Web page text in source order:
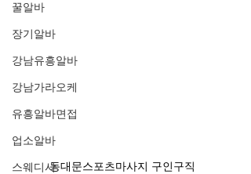
꿀알바
장기알바
강남유흥알바
강남가라오케
유흥알바면접
업소알바
스웨디시동대문스포츠마사지 구인구직